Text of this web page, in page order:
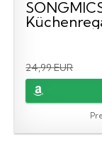
24,99 EUR